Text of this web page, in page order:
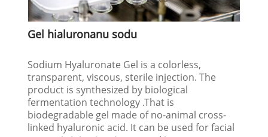
Gel hialuronanu sodu
Sodium Hyaluronate Gel is a colorless,
transparent, viscous, sterile injection. The
product is synthesized by biological
fermentation technology .That is
biodegradable gel made of no-animal cross-
linked hyaluronic acid. It can be used for facial